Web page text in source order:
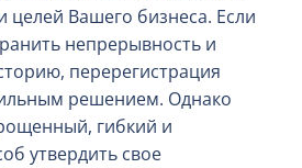
целей Вашего бизнеса. Если
непрерывность и
перерегистрация
решением. Однако
гибкий и
утвердить свое